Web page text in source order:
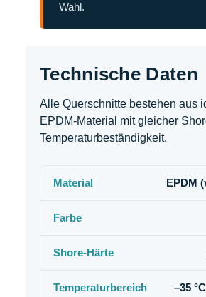
Wahl.
Technische Daten
Alle Querschnitte bestehen aus
EPDM-Material mit gleicher
Temperaturbeständigkeit.
Material EPDM
Farbe
Shore-Härte
Temperaturbereich –35